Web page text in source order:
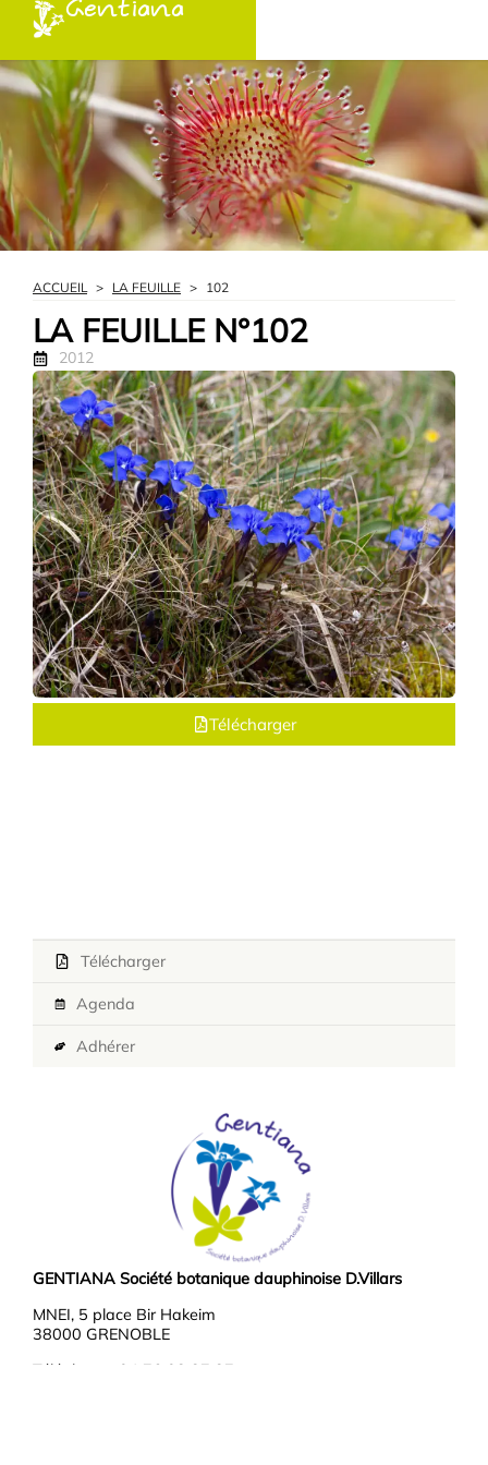
Gentiana
ACCUEIL > LA FEUILLE > 102
LA FEUILLE N°102
2012
Télécharger
Télécharger
Agenda
Adhérer
GENTIANA Société botanique dauphinoise D.Villars
MNEI, 5 place Bir Hakeim
38000 GRENOBLE
Téléphone : 04 76 03 37 37